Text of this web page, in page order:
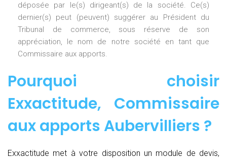
déposée par le(s) dirigeant(s) de la société. Ce(s)
dernier(s) peut (peuvent) suggérer au Président du
Tribunal de commerce, sous réserve de son
appréciation, le nom de notre société en tant que
Commissaire aux apports.
Pourquoi choisir
Exxactitude, Commissaire
aux apports Aubervilliers ?
Exxactitude met à votre disposition un module de devis,